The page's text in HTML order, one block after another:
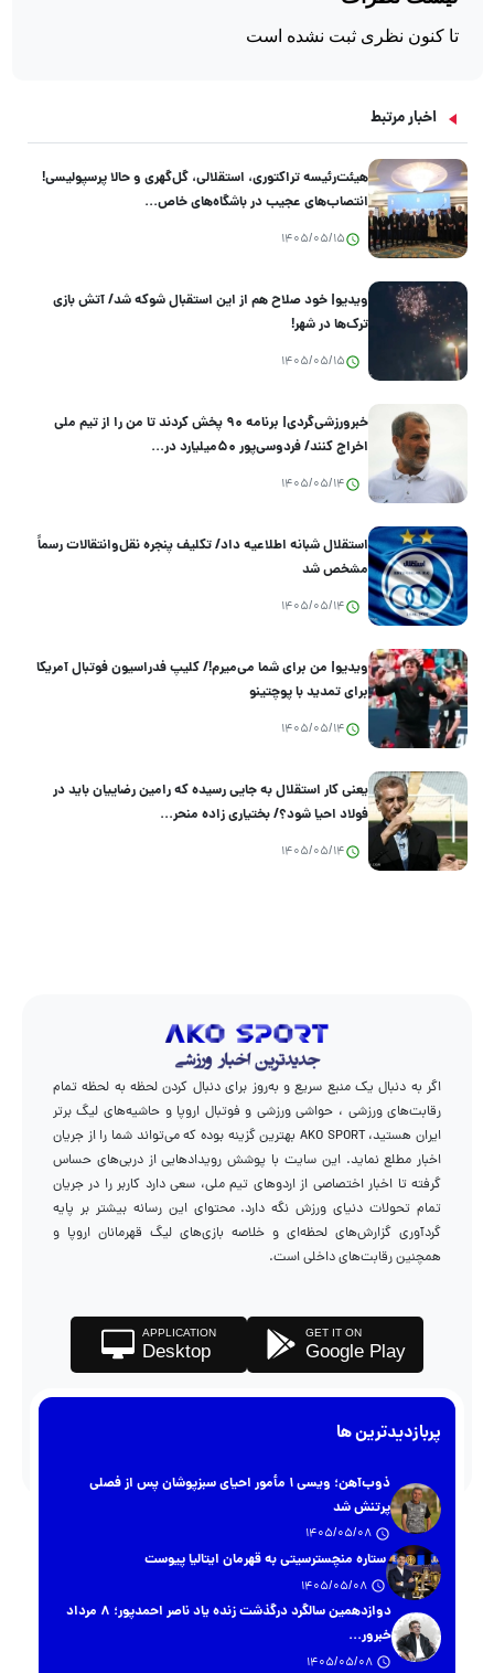
اخبار مرتبط
هیئت‌رئیسه تراکتوری، استقلالی، گل‌گهری و حالا پرسپولیسی!
انتصاب‌های عجیب در باشگاه‌های خاص...
1405/05/15
ویدیو| خود صلاح هم از این استقبال شوکه شد/ آتش بازی
ترک‌ها در شهر!
1405/05/15
خبرورزشی‌گردی| برنامه ۹۰ پخش کردند تا من را از تیم ملی
اخراج کنند/ فردوسی‌پور ۵۰میلیارد در...
1405/05/14
استقلال شبانه اطلاعیه داد/ تکلیف پنجره نقل‌وانتقالات رسماً
مشخص شد
1405/05/14
ویدیو| من برای شما می‌میرم!/ کلیپ فدراسیون فوتبال آمریکا
برای تمدید با پوچتینو
1405/05/14
یعنی کار استقلال به جایی رسیده که رامین رضاییان باید در
فولاد احیا شود؟/ بختیاری زاده منحر...
1405/05/14
اگر به دنبال یک منبع سریع و به‌روز برای دنبال کردن لحظه به لحظه تمام
رقابت‌های ورزشی ، حواشی ورزشی و فوتبال اروپا و حاشیه‌های لیگ برتر
ایران هستید، AKO SPORT بهترین گزینه بوده که می‌تواند شما را از جریان
اخبار مطلع نماید. این سایت با پوشش رویدادهایی از دربی‌های حساس
گرفته تا اخبار اختصاصی از اردوهای تیم ملی، سعی دارد کاربر را در جریان
تمام تحولات دنیای ورزش نگه دارد. محتوای این رسانه بیشتر بر پایه
گردآوری گزارش‌های لحظه‌ای و خلاصه بازی‌های لیگ قهرمانان اروپا و
همچنین رقابت‌های داخلی است.
GET IT ON
Google Play
APPLICATION
Desktop
پربازدیدترین ها
ذوب‌آهن؛ ویسی ۱ مأمور احیای سبزپوشان پس از فصلی
پرتنش شد
1405/05/08
ستاره منچسترسیتی به قهرمان ایتالیا پیوست
دوازدهمین سالگرد درگذشت زنده یاد ناصر احمدپور؛ ۸ مرداد
خبرور...
1405/05/08